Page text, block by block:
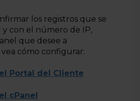
los registros que se
y con el
número de IP,
que desee a
vea cómo configurar:
Portal del Cliente
cPanel